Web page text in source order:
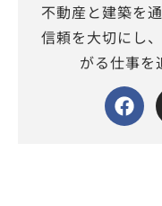
不動産と建築を
信頼を大切にし
がる仕事を